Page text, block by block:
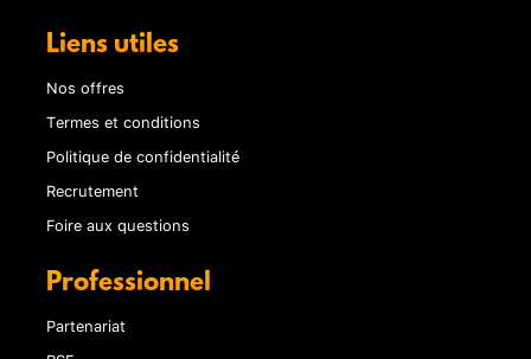
Liens utiles
Nos offres
Termes et conditions
Politique de confidentialité
Recrutement
Foire aux questions
Professionnel
Partenariat